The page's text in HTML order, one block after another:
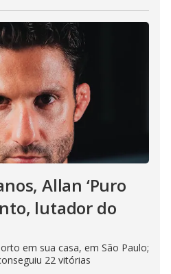
Allan ‘Puro
lutador do
em sua casa, em São Paulo;
22 vitórias